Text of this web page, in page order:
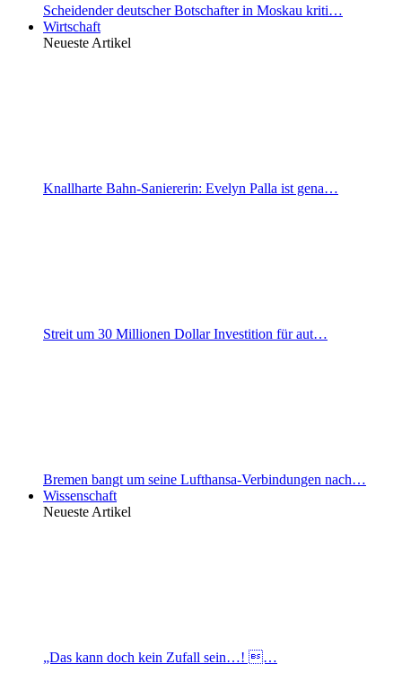
Scheidender deutscher Botschafter in Moskau kriti…
Wirtschaft
Neueste Artikel
Knallharte Bahn-Saniererin: Evelyn Palla ist gena…
Streit um 30 Millionen Dollar Investition für aut…
Bremen bangt um seine Lufthansa-Verbindungen nach…
Wissenschaft
Neueste Artikel
„Das kann doch kein Zufall sein…! …